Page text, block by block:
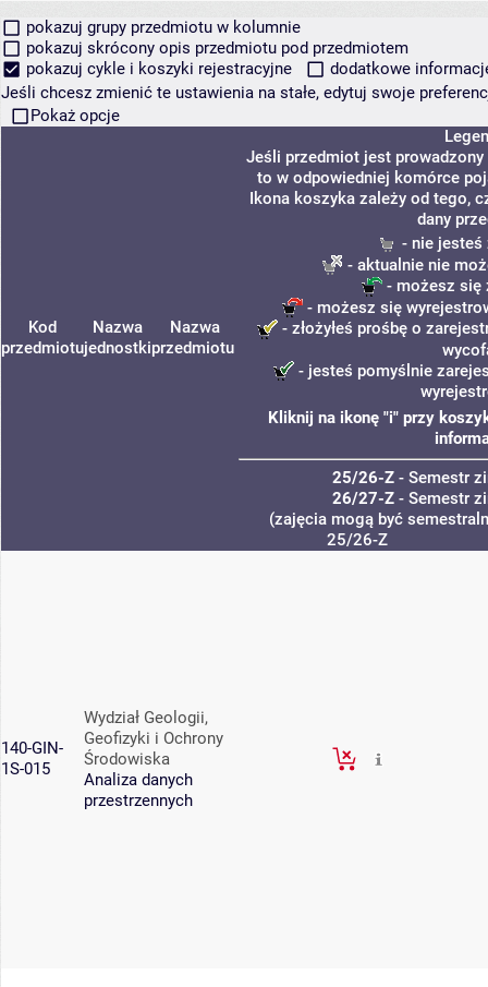
pokazuj grupy przedmiotu w kolumnie
pokazuj skrócony opis przedmiotu pod przedmiotem
pokazuj cykle i koszyki rejestracyjne
dodatkowe
Jeśli chcesz zmienić te ustawienia na stałe, edytuj swoje
Pokaż opcje
Kod
przedmiotu
Nazwa
jednostki
Nazwa
przedmiotu
Jeśli przedmiot jest prowadzony
to w odpowiedniej komórce
Ikona koszyka zależy od tego,
dany
- nie jesteś
- aktualnie nie
- możesz się
- możesz się
- złożyłeś prośbę o
- jesteś pomyślnie
Kliknij na ikonę "i" przy
25/26-Z- Semestr
26/27-Z- Semestr
(zajęcia mogą być
25/26-Z
140-GIN-
1S-015
Wydział Geologii,
Geofizyki i Ochrony
Środowiska
Analiza danych
przestrzennych